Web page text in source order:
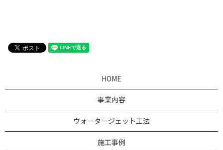
HOME
事業内容
ウォータージェット工法
施工事例